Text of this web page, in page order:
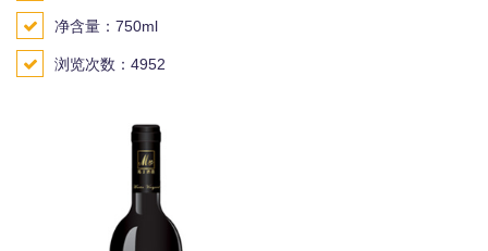
净含量：750ml
浏览次数：4952